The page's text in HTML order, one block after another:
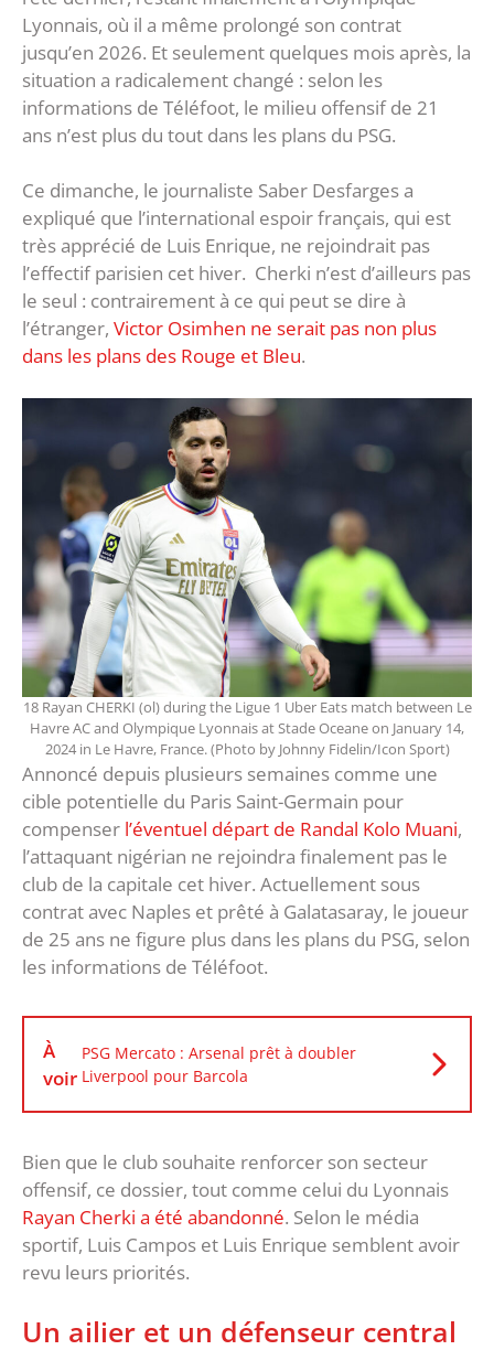
Lyonnais, où il a même prolongé son contrat
jusqu’en 2026. Et seulement quelques mois après, la
situation a radicalement changé : selon les
informations de Téléfoot, le milieu offensif de 21
ans n’est plus du tout dans les plans du PSG.
Ce dimanche, le journaliste Saber Desfarges a
expliqué que l’international espoir français, qui est
très apprécié de Luis Enrique, ne rejoindrait pas
l’effectif parisien cet hiver. Cherki n’est d’ailleurs pas
le seul : contrairement à ce qui peut se dire à
l’étranger, Victor Osimhen ne serait pas non plus
dans les plans des Rouge et Bleu.
18 Rayan CHERKI (ol) during the Ligue 1 Uber Eats match between Le
Havre AC and Olympique Lyonnais at Stade Oceane on January 14,
2024 in Le Havre, France. (Photo by Johnny Fidelin/Icon Sport)
Annoncé depuis plusieurs semaines comme une
cible potentielle du Paris Saint-Germain pour
compenser l’éventuel départ de Randal Kolo Muani,
l’attaquant nigérian ne rejoindra finalement pas le
club de la capitale cet hiver. Actuellement sous
contrat avec Naples et prêté à Galatasaray, le joueur
de 25 ans ne figure plus dans les plans du PSG, selon
les informations de Téléfoot.
À
voir
PSG Mercato : Arsenal prêt à doubler
Liverpool pour Barcola
Bien que le club souhaite renforcer son secteur
offensif, ce dossier, tout comme celui du Lyonnais
Rayan Cherki a été abandonné. Selon le média
sportif, Luis Campos et Luis Enrique semblent avoir
revu leurs priorités.
Un ailier et un défenseur central